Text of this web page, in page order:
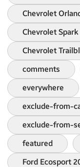
Chevrolet
Chevrolet Spark
Chevrolet
comments
everywhere
exclude-from-
exclude-from-
featured
Ford Ecosport